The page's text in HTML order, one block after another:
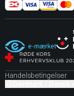
Handelsbetingelser